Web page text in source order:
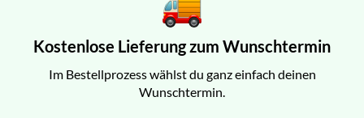
Kostenlose Lieferung zum Wunschtermin
Im Bestellprozess wählst du ganz einfach deinen
Wunschtermin.